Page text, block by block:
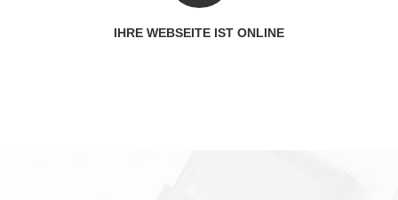
IHRE WEBSEITE IST ONLINE